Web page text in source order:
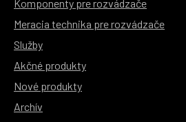
Komponenty pre rozvádzače
Meracia technika pre rozvádzače
Služby
Akčné produkty
Nové produkty
Archív